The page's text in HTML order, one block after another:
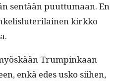
sen­tään puut­tumaan. En
kirkko
Trumpinkaan
enkä edes usko siihen,